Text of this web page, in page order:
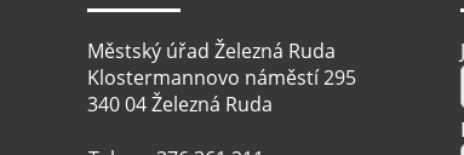
Městský úřad Železná Ruda
Klostermannovo náměstí 295
340 04 Železná Ruda